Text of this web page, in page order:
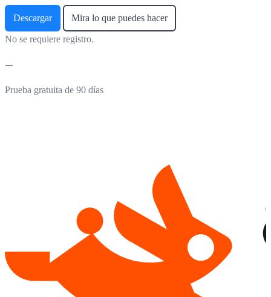
Descargar Mira lo que puedes hacer
No se requiere registro.
Prueba gratuita de 90 días